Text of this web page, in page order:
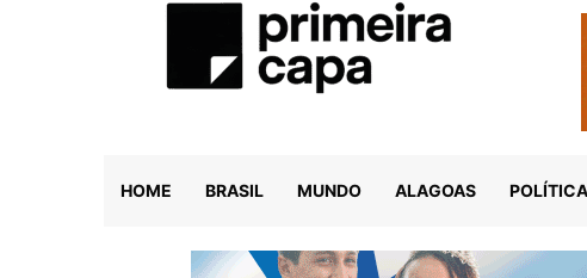
HOME BRASIL MUNDO ALAGOAS POLÍTICA